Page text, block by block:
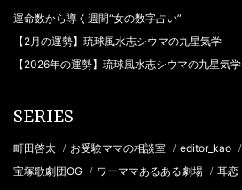
運命数から導く週間“女の数字占い”
【2月の運勢】琉球風水志シウマの九星気学
【2026年の運勢】琉球風水志シウマの九星気学
SERIES
町田啓太 / お受験ママの相談室 / editor_kao /
宝塚歌劇団OG / ワーママあるある劇場 / 耳恋